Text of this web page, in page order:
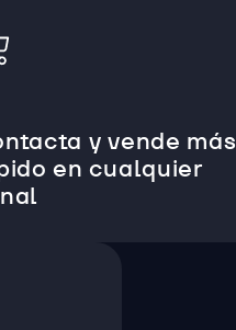
y vende más
en cualquier